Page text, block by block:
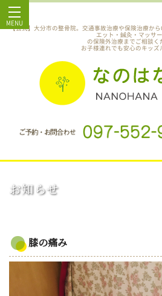
MENU
【公式】大分市の整骨院。交通事故治療や保険治療か
エット・鍼灸・マッサ
の保険外治療までご相談く
お子様連れでも安心のキッズ
お知らせ
膝の痛み